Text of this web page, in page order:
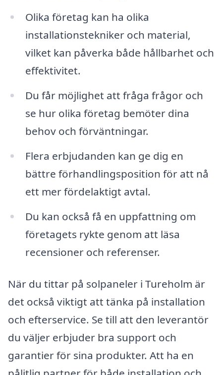
Olika företag kan ha olika
installationstekniker och material,
vilket kan påverka både hållbarhet och
effektivitet.
Du får möjlighet att fråga frågor och
se hur olika företag bemöter dina
behov och förväntningar.
Flera erbjudanden kan ge dig en
bättre förhandlingsposition för att nå
ett mer fördelaktigt avtal.
Du kan också få en uppfattning om
företagets rykte genom att läsa
recensioner och referenser.
När du tittar på solpaneler i Tureholm är
det också viktigt att tänka på installation
och efterservice. Se till att den leverantör
du väljer erbjuder bra support och
garantier för sina produkter. Att ha en